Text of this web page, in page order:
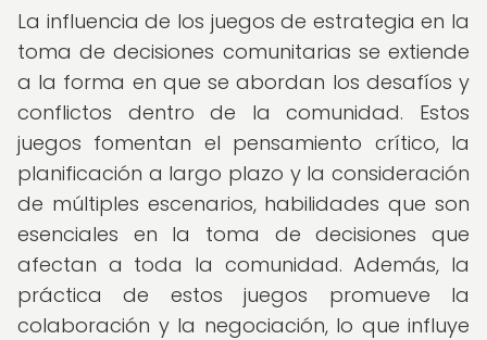
La influencia de los juegos de estrategia en la
toma de decisiones comunitarias se extiende
a la forma en que se abordan los desafíos y
conflictos dentro de la comunidad. Estos
juegos fomentan el pensamiento crítico, la
planificación a largo plazo y la consideración
de múltiples escenarios, habilidades que son
esenciales en la toma de decisiones que
afectan a toda la comunidad. Además, la
práctica de estos juegos promueve la
colaboración y la negociación, lo que influye